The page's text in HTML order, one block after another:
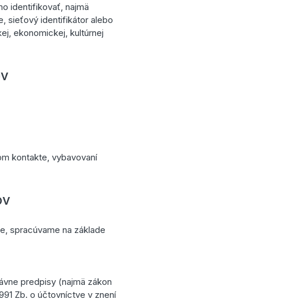
identifikovať, najmä
sieťový identifikátor alebo
ekonomickej, kultúrnej
kontakte, vybavovaní
spracúvame na základe
predpisy (najmä zákon
Zb. o účtovníctve v znení